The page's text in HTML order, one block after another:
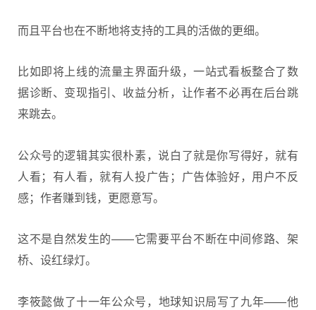
而且平台也在不断地将支持的工具的活做的更细。
比如即将上线的流量主界面升级，一站式看板整合了数
据诊断、变现指引、收益分析，让作者不必再在后台跳
来跳去。
公众号的逻辑其实很朴素，说白了就是你写得好，就有
人看；有人看，就有人投广告；广告体验好，用户不反
感；作者赚到钱，更愿意写。
这不是自然发生的——它需要平台不断在中间修路、架
桥、设红绿灯。
李筱懿做了十一年公众号，地球知识局写了九年——他